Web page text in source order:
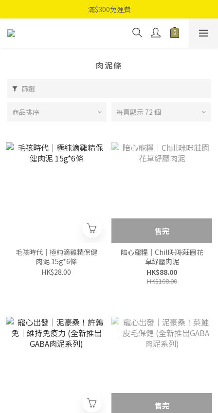
滿$300免運費
肉泥條
篩選
商品排序 每頁顯示 72 個
毛孩時代｜極純滴雞精保健
肉泥 15g*6條
HK$28.00
售完
陪心寵糧｜Chill咪咪莊園花
草紓壓肉泥
HK$88.00
HK$108.00
售完